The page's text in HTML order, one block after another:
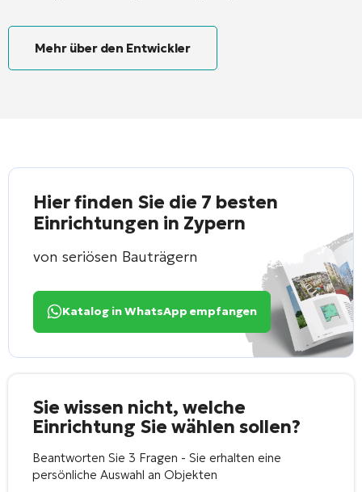
Mehr über den Entwickler
Hier finden Sie die 7 besten
Einrichtungen in Zypern
von seriösen Bauträgern
Katalog in WhatsApp empfangen
Sie wissen nicht, welche
Einrichtung Sie wählen sollen?
Beantworten Sie 3 Fragen - Sie erhalten eine
persönliche Auswahl an Objekten